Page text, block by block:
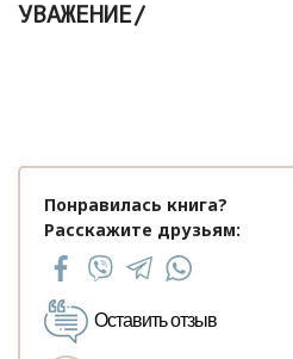
УВАЖЕНИЕ/
Понравилась книга?
Расскажите друзьям:
Оставить отзыв